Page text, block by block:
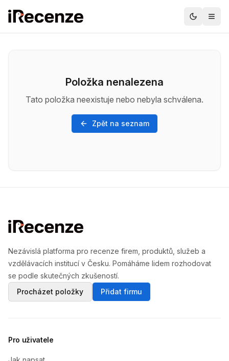
Položka nenalezena
Tato položka neexistuje nebo nebyla schválena.
Zpět na seznam
Nezávislá platforma pro recenze firem, produktů, služeb a
vzdělávacích institucí v Česku. Pomáháme lidem rozhodovat
se podle skutečných zkušeností.
Procházet položky
Přidat firmu
Pro uživatele